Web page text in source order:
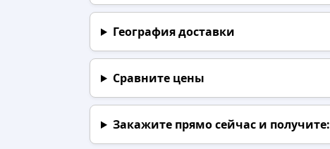
География доставки
Сравните цены
Закажите прямо сейчаси получите: